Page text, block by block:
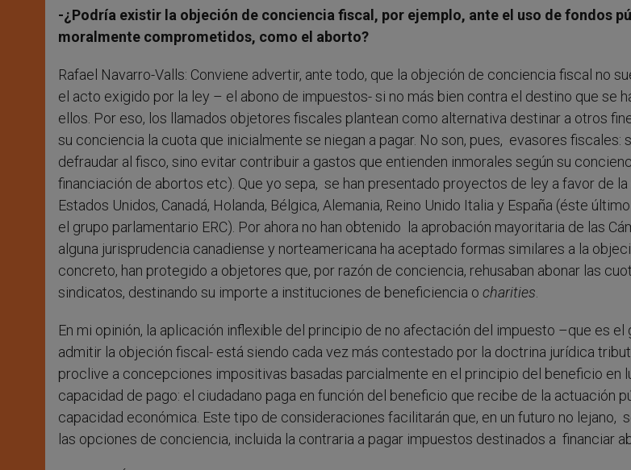
-¿Podría existir la objeción de conciencia fiscal, por ejemplo, ante el uso de fondos
moralmente comprometidos, como el aborto?
Rafael Navarro-Valls: Conviene advertir, ante todo, que la objeción de conciencia fiscal no
el acto exigido por la ley – el abono de impuestos- si no más bien contra el destino que se
ellos. Por eso, los llamados objetores fiscales plantean como alternativa destinar a otros
su conciencia la cuota que inicialmente se niegan a pagar. No son, pues, evasores fiscales:
defraudar al fisco, sino evitar contribuir a gastos que entienden inmorales según su
financiación de abortos etc). Que yo sepa, se han presentado proyectos de ley a favor de
Estados Unidos, Canadá, Holanda, Bélgica, Alemania, Reino Unido Italia y España (éste
el grupo parlamentario ERC). Por ahora no han obtenido la aprobación mayoritaria de las
alguna jurisprudencia canadiense y norteamericana ha aceptado formas similares a la
concreto, han protegido a objetores que, por razón de conciencia, rehusaban abonar las
sindicatos, destinando su importe a instituciones de beneficiencia o charities.
En mi opinión, la aplicación inflexible del principio de no afectación del impuesto –que es el
admitir la objeción fiscal- está siendo cada vez más contestado por la doctrina jurídica
proclive a concepciones impositivas basadas parcialmente en el principio del beneficio en
capacidad de pago: el ciudadano paga en función del beneficio que recibe de la actuación
capacidad económica. Este tipo de consideraciones facilitarán que, en un futuro no lejano,
las opciones de conciencia, incluida la contraria a pagar impuestos destinados a financiar